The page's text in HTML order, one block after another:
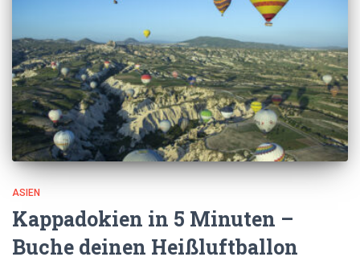
ASIEN
Kappadokien in 5 Minuten –
Buche deinen Heißluftballon